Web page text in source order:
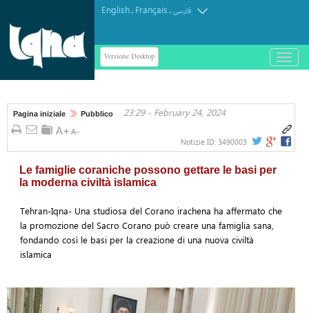
English. Français.فارسی
Versione Desktop
باز
و
کردن
Pagina iniziale Pubblico 23:29 - February 24, 2024
Notizie ID: 3490003
Le famiglie coraniche possono gettare le basi per
la moderna civiltà islamica
Tehran-Iqna- Una studiosa del Corano irachena ha affermato che
la promozione del Sacro Corano può creare una famiglia sana,
fondando così le basi per la creazione di una nuova civiltà
islamica